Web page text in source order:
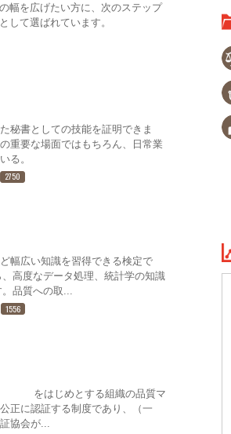
の幅を広げたい方に、次のステップ
として選ばれています。
秘書としての技能を証明できま
重要な場面ではもちろん、日常業
る。
2750
幅広い知識を習得できる検定で
高度なデータ処理、統計学の知識
品質への取...
1556
をはじめとする組織の品質マ
正に認証する制度であり、（一
協会が...